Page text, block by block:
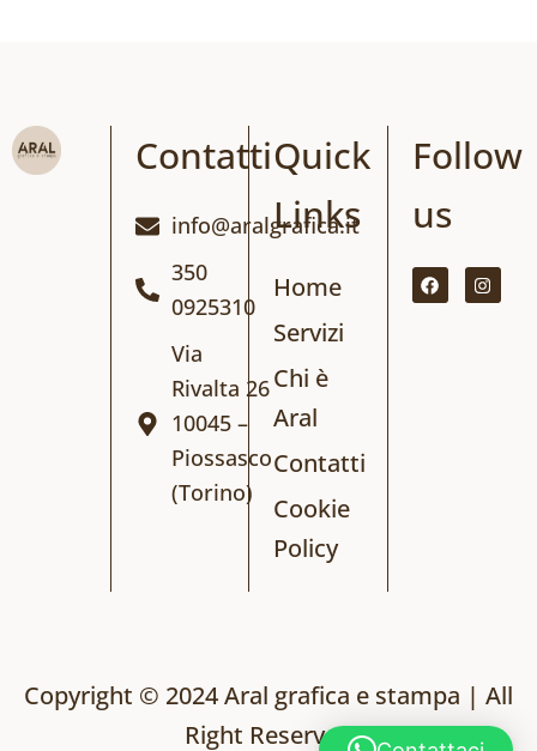
Contatti
info@aralgrafica.it
350
0925310
Via
Rivalta 26
10045 –
Piossasco
(Torino)
Quick
Links
Home
Servizi
Chi è
Aral
Contatti
Cookie
Policy
Follow
us
F
a
c
I
n
s
Copyright © 2024 Aral grafica e stampa | All
Right Reserved